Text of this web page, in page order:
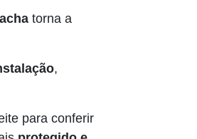
torna a
,
para conferir